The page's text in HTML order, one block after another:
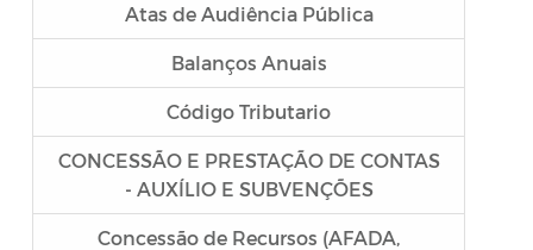
Atas de Audiência Pública
Balanços Anuais
Código Tributario
CONCESSÃO E PRESTAÇÃO DE CONTAS
- AUXÍLIO E SUBVENÇÕES
Concessão de Recursos (AFADA,